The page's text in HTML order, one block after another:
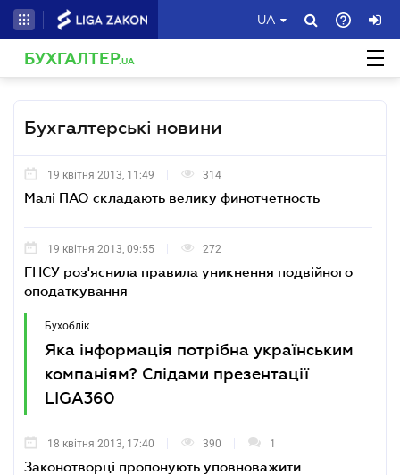
UA
БУХГАЛТЕР.UA
Бухгалтерські новини
19 квітня 2013, 11:49 314
Малі ПАО складають велику финотчетность
19 квітня 2013, 09:55 272
ГНСУ роз'яснила правила уникнення подвійного
оподаткування
Бухоблік
Яка інформація потрібна українським
компаніям? Слідами презентації
LIGA360
18 квітня 2013, 17:40 390 1
Законотворці пропонують уповноважити